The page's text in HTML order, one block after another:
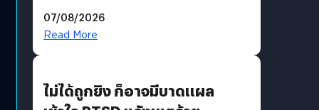
07/08/2026
Read More
ไม่ได้ถูกยิง ก็อาจมีบาดแผล